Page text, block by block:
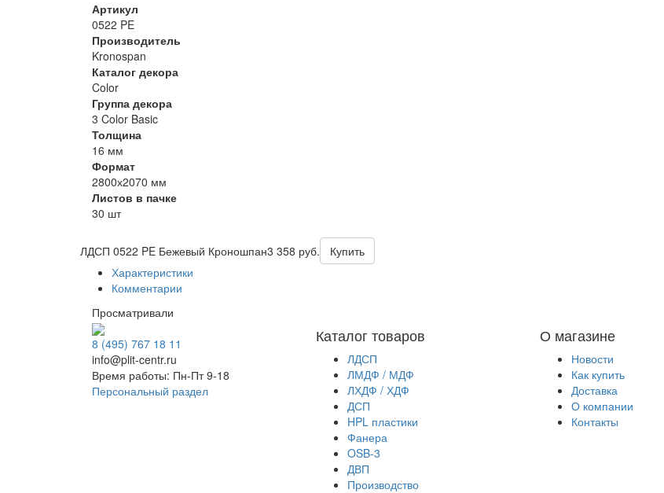
Артикул
0522 PE
Производитель
Kronospan
Каталог декора
Color
Группа декора
3 Color Basic
Толщина
16 мм
Формат
2800х2070 мм
Листов в пачке
30 шт
ЛДСП 0522 PE Бежевый Кроношпан3 358 руб.
Купить
Характеристики
Комментарии
Просматривали
О магазине
Новости
Как купить
Доставка
О компании
Контакты
Каталог товаров
ЛДСП
ЛМДФ / МДФ
ЛХДФ / ХДФ
ДСП
HPL пластики
Фанера
OSB-3
ДВП
Производство
8 (495) 767 18 11
info@plit-centr.ru
Время работы: Пн-Пт 9-18
Персональный раздел